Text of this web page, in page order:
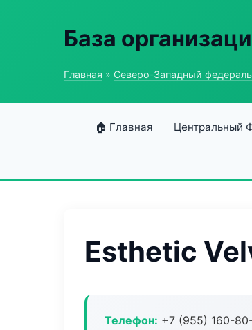
База
Главная » Северо-Западный
🏠 Главная Центральный
Esthetic
Телефон: +7 (955) 160-